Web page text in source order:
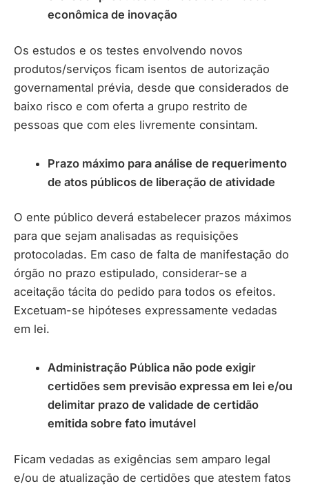
econômica de inovação
Os estudos e os testes envolvendo novos
produtos/serviços ficam isentos de autorização
governamental prévia, desde que considerados de
baixo risco e com oferta a grupo restrito de
pessoas que com eles livremente consintam.
Prazo máximo para análise de requerimento
de atos públicos de liberação de atividade
O ente público deverá estabelecer prazos máximos
para que sejam analisadas as requisições
protocoladas. Em caso de falta de manifestação do
órgão no prazo estipulado, considerar-se a
aceitação tácita do pedido para todos os efeitos.
Excetuam-se hipóteses expressamente vedadas
em lei.
Administração Pública não pode exigir
certidões sem previsão expressa em lei e/ou
delimitar prazo de validade de certidão
emitida sobre fato imutável
Ficam vedadas as exigências sem amparo legal
e/ou de atualização de certidões que atestem fatos